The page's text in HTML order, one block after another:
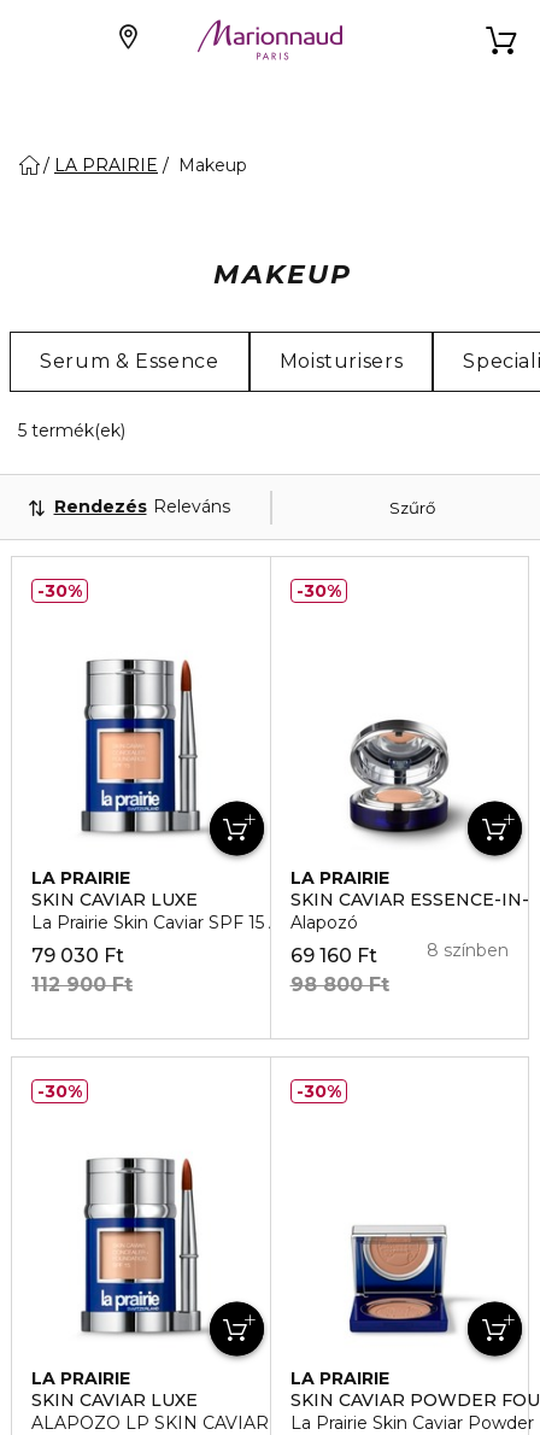
LA PRAIRIE Makeup
MAKEUP
Serum & Essence Moisturisers
5 termék(ek)
Szűrő
Rendezés Releváns
LA PRAIRIE
SKIN CAVIAR LUXE
La Prairie Skin Caviar SPF 15 Alapozó
79 030 Ft
112 900 Ft
30%
LA PRAIRIE
SKIN CAVIAR ESSENCE-IN-
Alapozó
69 160 Ft
98 800 Ft
8 színben
30%
LA PRAIRIE
SKIN CAVIAR LUXE
ALAPOZO LP SKIN CAVIAR SPF15 CR PECHE
30%
LA PRAIRIE
SKIN CAVIAR POWDER
La Prairie Skin Caviar
30%